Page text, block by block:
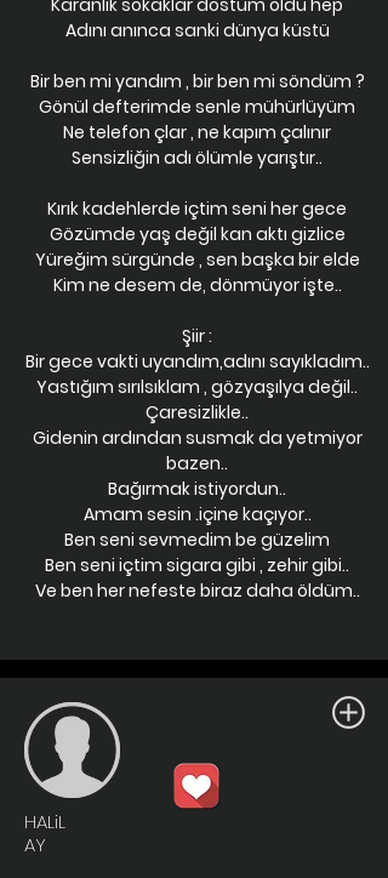
Karanlık sokaklar dostum oldu hep
Adını anınca sanki dünya küstü
Bir ben mi yandım , bir ben mi söndüm ?
Gönül defterimde senle mühürlüyüm
Ne telefon çlar , ne kapım çalınır
Sensizliğin adı ölümle yarıştır..
Kırık kadehlerde içtim seni her gece
Gözümde yaş değil kan aktı gizlice
Yüreğim sürgünde , sen başka bir elde
Kim ne desem de, dönmüyor işte..
Şiir :
Bir gece vakti uyandım,adını sayıkladım..
Yastığım sırılsıklam , gözyaşılya değil..
Çaresizlikle..
Gidenin ardından susmak da yetmiyor
bazen..
Bağırmak istiyordun..
Amam sesin .içine kaçıyor..
Ben seni sevmedim be güzelim
Ben seni içtim sigara gibi , zehir gibi..
Ve ben her nefeste biraz daha öldüm..
HALiL
AY